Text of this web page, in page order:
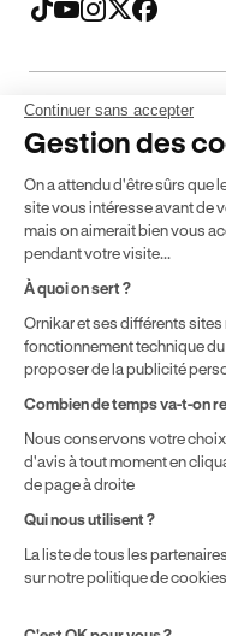
Mentions légales CGV
* Détail des conditions
localisation
achetez comme détaillé
Vente.
Continuer sans accepter
Gestion des
On a attendu d'être sûrs que
site vous intéresse avant de
mais on aimerait bien vous
pendant votre visite...
À quoi on sert ?
Ornikar et ses différents
fonctionnement technique
proposer de la publicité
Combien de temps va-t-on
Nous conservons votre
d'avis à tout moment en
de page à droite
Qui nous utilisent ?
La liste de tous les
sur notre politique de cookies